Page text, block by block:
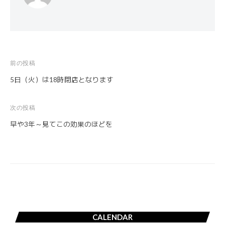
投
稿
ナ
ビ
ン
前の投稿
5日（火）は18時閉店となります
次の投稿
早や3年～見てこの効果のほどを
CALENDAR